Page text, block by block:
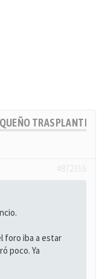
TRASPLANTE,
foro iba a estar
poco. Ya